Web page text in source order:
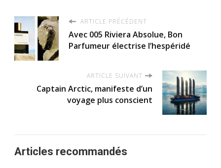
ARTICLE PRÉCÉDENT
Avec 005 Riviera Absolue, Bon
Parfumeur électrise l’hespéridé
ARTICLE SUIVANT
Captain Arctic, manifeste d’un
voyage plus conscient
Articles recommandés